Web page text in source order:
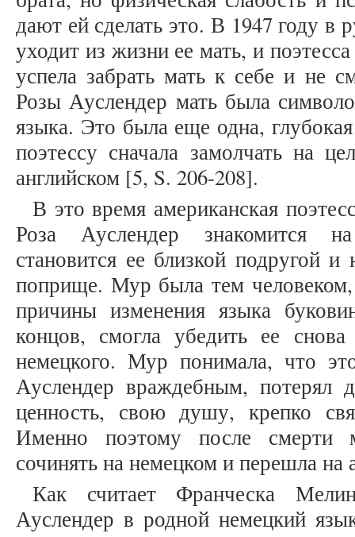
дают ей сделать это. В 1947 году
уходит из жизни ее мать, и
успела забрать мать к себе и не
Розы Ауслендер мать была
языка. Это была еще одна, глубокая
поэтессу сначала замолчать на
английском [5, S. 206-208].
В это время американская
Роза Ауслендер знакомится
становится ее близкой подругой и
поприще. Мур была тем
причины изменения языка
концов, смогла убедить ее
немецкого. Мур понимала, что
Ауслендер враждебным, потерял
ценность, свою душу, крепко
Именно поэтому после смерти
сочинять на немецком и перешла на
Как считает Франческа
Ауслендер в родной немецкий